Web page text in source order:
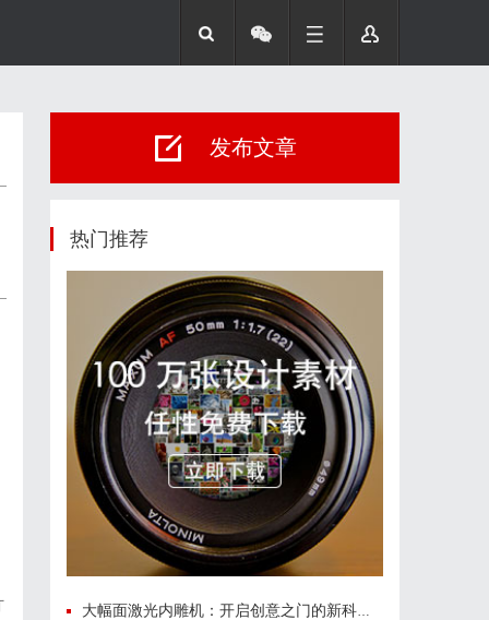
发布文章
热门推荐
大幅面激光内雕机：开启创意之门的新科技利器